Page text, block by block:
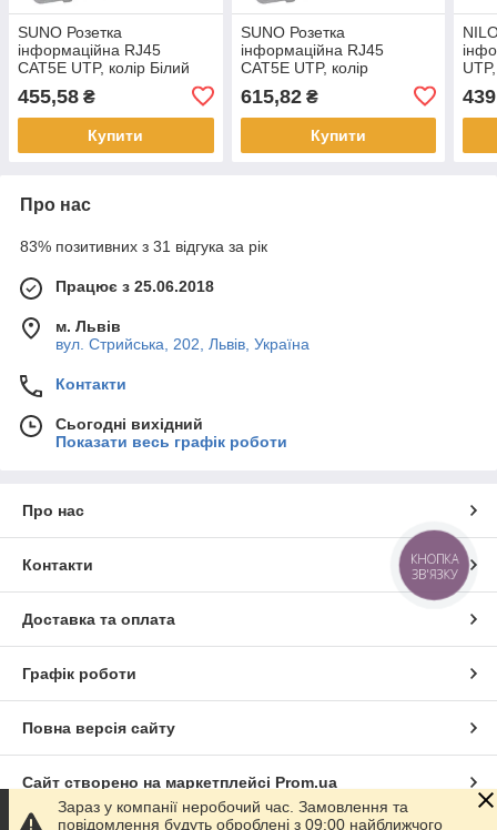
SUNO Розетка
інформаційна RJ45
CAT5E UTP, колір Білий
455,58 ₴
Купити
SUNO Розетка
інформаційна RJ45
CAT5E UTP, колір
615,82₴
Купити
Про нас
83% позитивних з 31 відгука за рік
Працює з 25.06.2018
м. Львів
вул. Стрийська, 202, Львів, Україна
Контакти
Сьогодні вихідний
Показати весь графік роботи
Про нас
Контакти
Доставка та оплата
Графік роботи
Повна версія сайту
Сайт створено на маркетплейсі Prom.ua
Зараз у компанії неробочий час. Замовлення та
повідомлення будуть оброблені з 09:00 найближчого
КНОПКА
ЗВ'ЯЗКУ